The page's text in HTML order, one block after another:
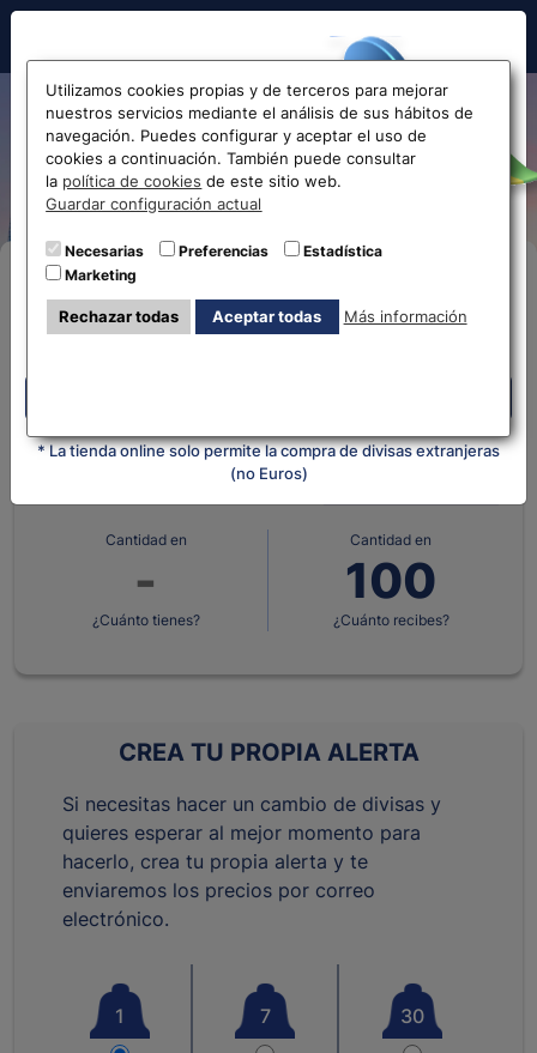
Hola!
Antes de acceder
la web...
Selecciona tu oficina más
cercana
* La tienda online solo permite la compra de divisas extranjeras
(no Euros)
Cambio de Ringgit Malayo a
Euro MYR-EUR
Compra Online
quieres?
Cantidad en
¿Cuánto tienes?
Cantidad en
¿Cuánto recibes?
CREA TU PROPIA ALERTA
Si necesitas hacer un cambio de divisas y
quieres esperar al mejor momento para
hacerlo, crea tu propia alerta y te
enviaremos los precios por correo
electrónico.
1 7 30
Utilizamos cookies propias y de terceros para mejorar
nuestros servicios mediante el análisis de sus hábitos de
navegación. Puedes configurar y aceptar el uso de
cookies a continuación. También puede consultar
la política de cookies de este sitio web.
Guardar configuración actual
Necesarias Preferencias
Estadística
Marketing
Rechazar todas Aceptar todas Más información